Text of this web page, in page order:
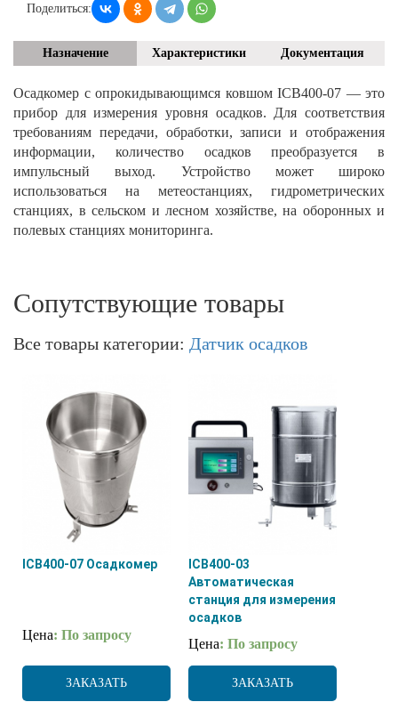
Поделиться:
Назначение Характеристики Документация
Осадкомер с опрокидывающимся ковшом ICB400-07 — это
прибор для измерения уровня осадков. Для соответствия
требованиям передачи, обработки, записи и отображения
информации, количество осадков преобразуется в
импульсный выход. Устройство может широко
использоваться на метеостанциях, гидрометрических
станциях, в сельском и лесном хозяйстве, на оборонных и
полевых станциях мониторинга.
Сопутствующие товары
Все товары категории: Датчик осадков
ICB400-07 Осадкомер
Цена: По запросу
ЗАКАЗАТЬ
ICB400-03
Автоматическая
станция для измерения
осадков
Цена: По запросу
ЗАКАЗАТЬ